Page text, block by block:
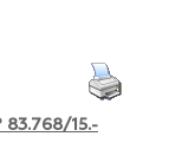
83.768/15.-